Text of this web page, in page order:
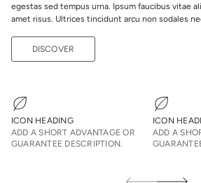
egestas sed tempus urna. Ipsum faucibus vitae
amet risus. Ultrices tincidunt arcu non sodales
DISCOVER
ICON HEADING
ADD A SHORT ADVANTAGE OR
GUARANTEE DESCRIPTION.
ICON
ADD A